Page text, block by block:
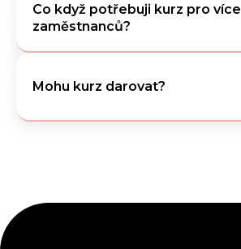
Co když potřebuji kurz pro více
zaměstnanců?
Mohu kurz darovat?